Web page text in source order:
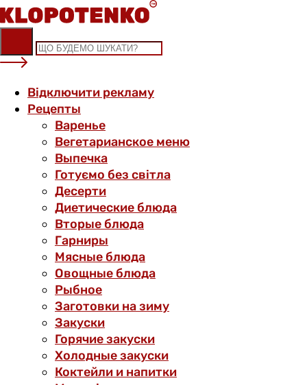
Skip
to
content
Відключити рекламу
Рецепты
Варенье
Вегетарианское меню
Выпечка
Готуємо без світла
Десерти
Диетические блюда
Вторые блюда
Гарниры
Мясные блюда
Овощные блюда
Рыбное
Заготовки на зиму
Закуски
Горячие закуски
Холодные закуски
Коктейли и напитки